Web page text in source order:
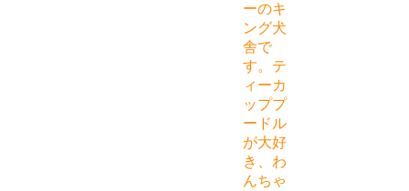
ーのキ
ング犬
舎で
す。テ
ィーカ
ッププ
ードル
が大好
き、わ
んちゃ